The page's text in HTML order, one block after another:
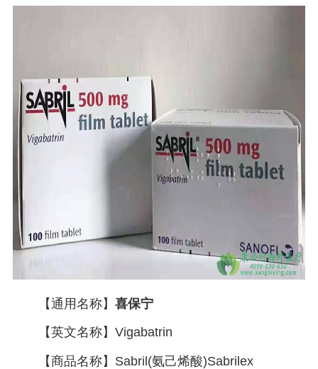
【通用名称】 喜保宁
【英文名称】Vigabatrin
【商品名称】Sabril(氨己烯酸)Sabrilex